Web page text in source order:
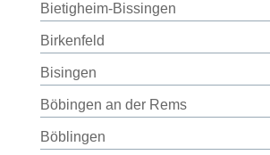
Bietigheim-Bissingen
Birkenfeld
Bisingen
Böbingen an der Rems
Böblingen